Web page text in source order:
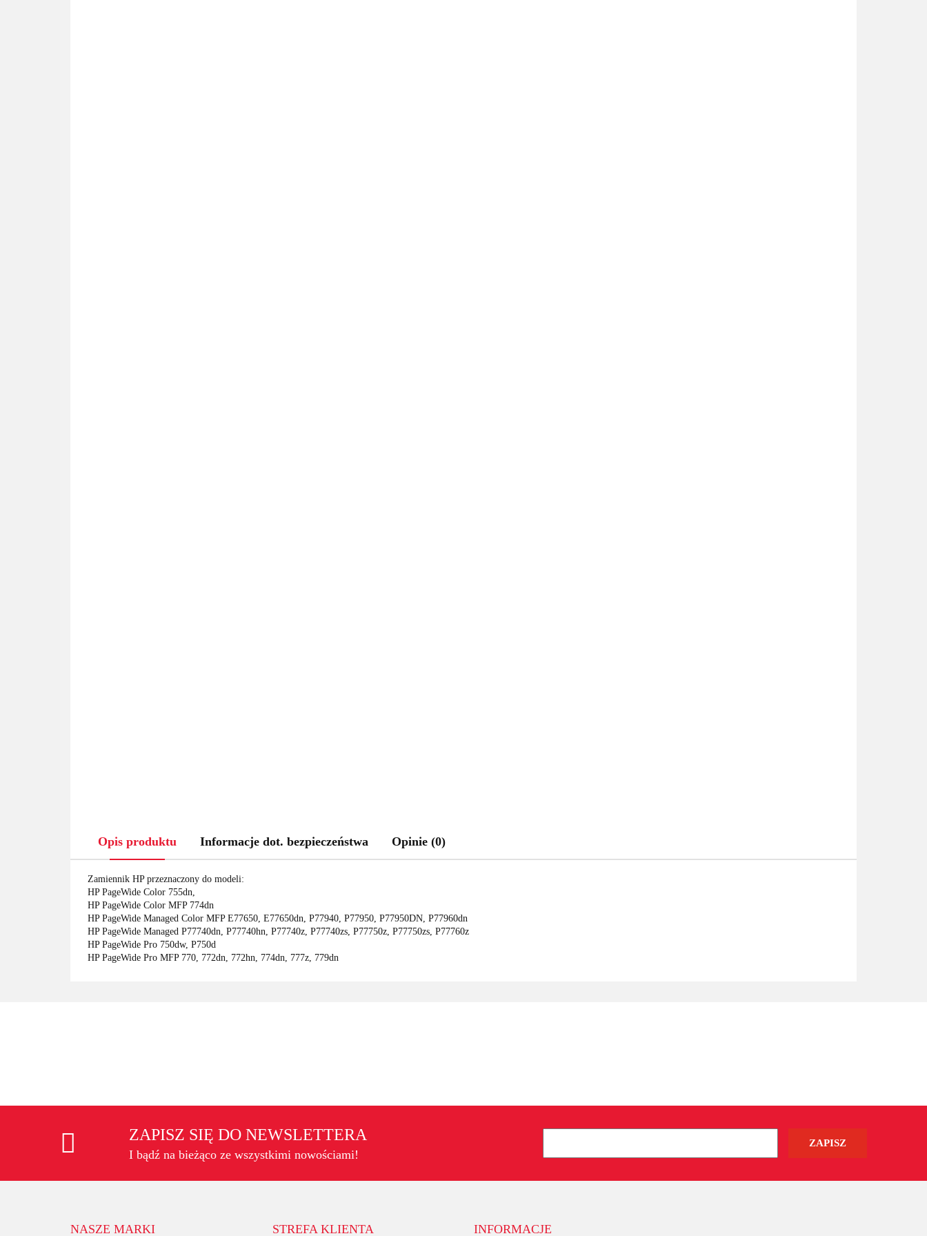
Opis produktu Informacje dot. bezpieczeństwa Opinie (0)
Zamiennik HP przeznaczony do modeli:
HP PageWide Color 755dn,
HP PageWide Color MFP 774dn
HP PageWide Managed Color MFP E77650, E77650dn, P77940, P77950, P77950DN, P77960dn
HP PageWide Managed P77740dn, P77740hn, P77740z, P77740zs, P77750z, P77750zs, P77760z
HP PageWide Pro 750dw, P750d
HP PageWide Pro MFP 770, 772dn, 772hn, 774dn, 777z, 779dn
ZAPISZ SIĘ DO NEWSLETTERA
I bądź na bieżąco ze wszystkimi nowościami!
NASZE MARKI STREFA KLIENTA INFORMACJE